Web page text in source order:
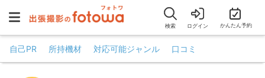
検索 ログイン かんたん予約
自己PR 所持機材 対応可能ジャンル 口コミ